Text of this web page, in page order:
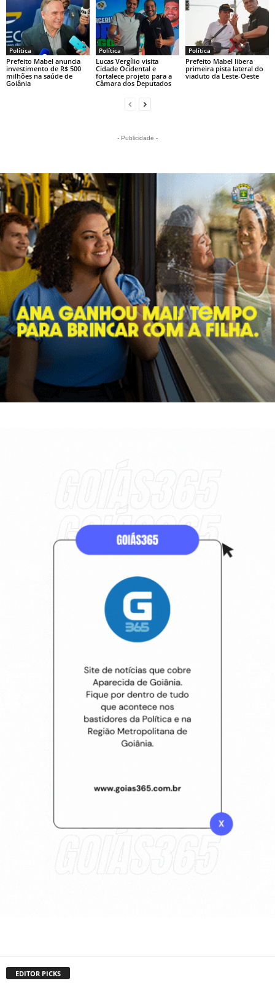
Política
Prefeito Mabel anuncia
investimento de R$ 500
milhões na saúde de
Goiânia
Política
Lucas Vergílio visita
Cidade Ocidental e
fortalece projeto para a
Câmara dos Deputados
Política
Prefeito Mabel libera
primeira pista lateral do
viaduto da Leste-Oeste
- Publicidade -
EDITOR PICKS